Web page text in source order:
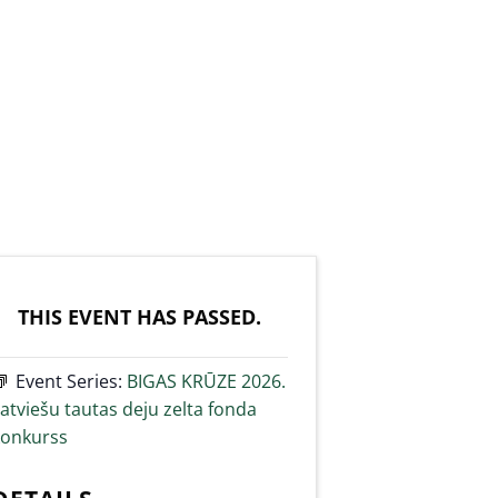
THIS EVENT HAS PASSED.
Event Series: BIGAS KRŪZE 2026.
tautas deju zelta fonda